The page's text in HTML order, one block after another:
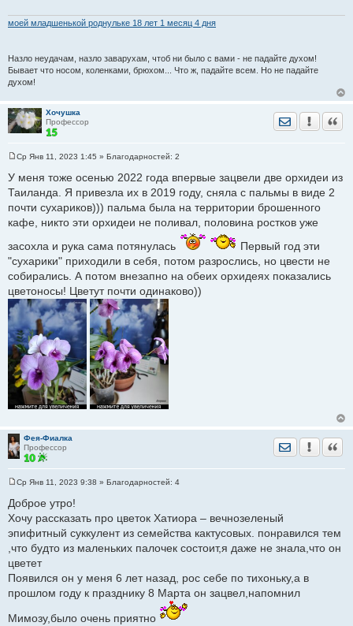
моей младшенькой роднульке 18 лет 1 месяц 4 дня
Назло неудачам, назло заварухам, чтоб ни было с вами - не падайте духом!
Бывает что носом, коленками, брюхом... Что ж, падайте всем. Но не падайте
духом!
Хочушка
Профессор
Отправить
о
б
е
н
Ср Янв 11, 2023 1:45 » Благодарностей: 2
У меня тоже осенью 2022 года впервые зацвели две орхидеи из
Таиланда. Я привезла их в 2019 году, сняла с пальмы в виде 2
почти сухариков))) пальма была на территории брошенного
кафе, никто эти орхидеи не поливал, половина ростков уже
засохла и рука сама потянулась
Первый год эти
"сухарики" приходили в себя, потом разрослись, но цвести не
собирались. А потом внезапно на обеих орхидеях показались
цветоносы! Цветут почти одинаково))
Фея-Фиалка
Профессор
Отправить
о
б
е
н
е
Ср Янв 11, 2023 9:38 » Благодарностей: 4
Доброе утро!
Хочу рассказать про цветок Хатиора – вечнозеленый
эпифитный суккулент из семейства кактусовых. понравился тем
,что будто из маленьких палочек состоит,я даже не знала,что он
цветет
Появился он у меня 6 лет назад, рос себе по тихоньку,а в
прошлом году к празднику 8 Марта он зацвел,напомнил
Мимозу,было очень приятно